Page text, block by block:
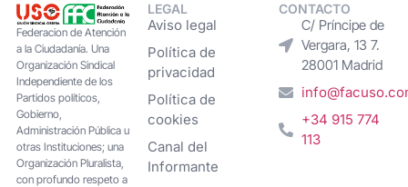
Federacion de Atención
a la Ciudadanía. Una
Organización Sindical
Independiente de los
Partidos políticos,
Gobierno,
Administración Pública u
otras Instituciones; una
Organización Pluralista,
con profundo respeto a
LEGAL
Aviso legal
Política de
privacidad
Política de
cookies
Canal del
Informante
CONTACTO
C/ Príncipe de
Vergara, 13 7.
28001 Madrid
+34 915 774
113